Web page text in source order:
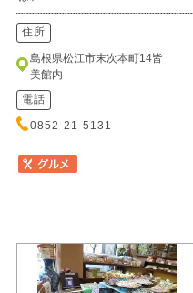
住所
島根県松江市末次本町14皆
美館内
電話
0852-21-5131